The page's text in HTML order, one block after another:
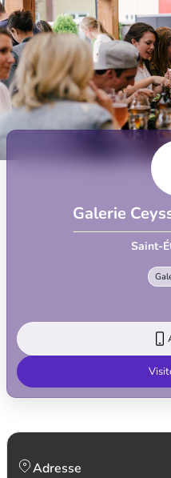
Galerie
Saint-
Adresse